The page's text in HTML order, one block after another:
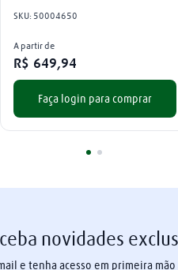
SKU: 50004650
A partir de
R$ 649,94
Faça login para comprar
novidades
e tenha acesso em primeira